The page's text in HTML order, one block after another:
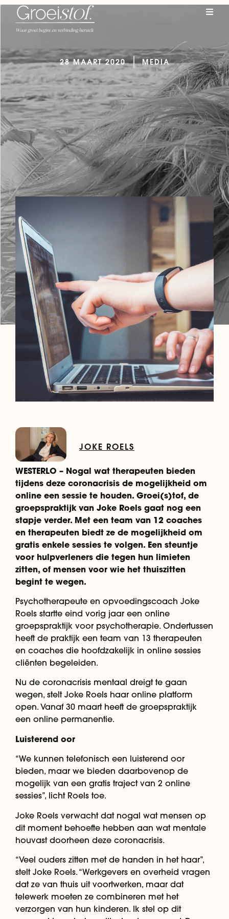
28 MAART 2020 MEDIA
JOKE ROELS
WESTERLO – Nogal wat therapeuten bieden
tijdens deze coronacrisis de mogelijkheid om
online een sessie te houden. Groei(s)tof, de
groepspraktijk van Joke Roels gaat nog een
stapje verder. Met een team van 12 coaches
en therapeuten biedt ze de mogelijkheid om
gratis enkele sessies te volgen. Een steuntje
voor hulpverleners die tegen hun limieten
zitten, of mensen voor wie het thuiszitten
begint te wegen.
Psychotherapeute en opvoedingscoach Joke
Roels startte eind vorig jaar een online
groepspraktijk voor psychotherapie. Ondertussen
heeft de praktijk een team van 13 therapeuten
en coaches die hoofdzakelijk in online sessies
cliënten begeleiden.
Nu de coronacrisis mentaal dreigt te gaan
wegen, stelt Joke Roels haar online platform
open. Vanaf 30 maart heeft de groepspraktijk
een online permanentie.
Luisterend oor
“We kunnen telefonisch een luisterend oor
bieden, maar we bieden daarbovenop de
mogelijk van een gratis traject van 2 online
sessies”, licht Roels toe.
Joke Roels verwacht dat nogal wat mensen op
dit moment behoefte hebben aan wat mentale
houvast doorheen deze coronacrisis.
“Veel ouders zitten met de handen in het haar”,
stelt Joke Roels. “Werkgevers en overheid vragen
dat ze van thuis uit voortwerken, maar dat
telewerk moeten ze combineren met het
verzorgen van hun kinderen. Ik stel op dit